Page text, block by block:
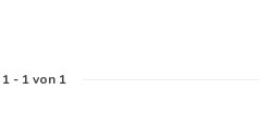
1- 1von 1